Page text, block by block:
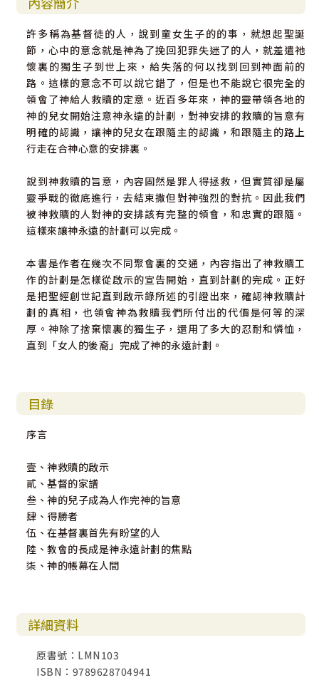
許多稱為基督徒的人，說到童女生子的的事，就想起聖誕
節，心中的意念就是神為了挽回犯罪失迷了的人，就差遣祂
懷裏的獨生子到世上來，給失落的何以找到回到神面前的
路。這樣的意念不可以說它錯了，但是也不能說它很完全的
領會了神給人救贖的定意。近百多年來，神的靈帶領各地的
神的兒女開始注意神永遠的計劃，對神安排的救贖的旨意有
明確的認識，讓神的兒女在跟隨主的認識，和跟隨主的路上
行走在合神心意的安排裏。
說到神救贖的旨意，內容固然是罪人得拯救，但實質卻是屬
靈爭戰的徹底進行，去結束撒但對神強烈的對抗。因此我們
被神救贖的人對神的安排該有完整的領會，和忠實的跟隨。
這樣來讓神永遠的計劃可以完成。
本書是作者在幾次不同聚會裏的交通，內容指出了神救贖工
作的計劃是怎樣從啟示的宣告開始，直到計劃的完成。正好
是把聖經創世記直到啟示錄所述的引證出來，確認神救贖計
劃的真相，也領會神為救贖我們所付出的代價是何等的深
厚。神除了捨棄懷裏的獨生子，還用了多大的忍耐和憐恤，
直到「女人的後裔」完成了神的永遠計劃。
目錄
序言
壹、神救贖的啟示
貳、基督的家譜
叁、神的兒子成為人作完神的旨意
肆、得勝者
伍、在基督裏首先有盼望的人
陸、教會的長成是神永遠計劃的焦點
柒、神的帳幕在人間
詳細資料
原書號：LMN103
ISBN：9789628704941